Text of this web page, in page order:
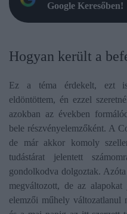
Google Keresőben!
​Hogyan került a
Ez a téma érdekelt, ezt
eldöntöttem, én ezzel
azokban az években
bele részvényelemzőként. A
de már akkor komoly
tudástárat jelentett
gondolkodva dolgoztak.
megváltozott, de az
elemzői műhely